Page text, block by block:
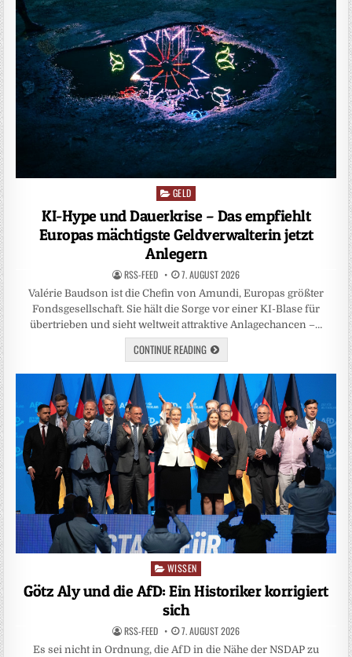
Posted
GELD
KI-Hype und Dauerkrise – Das empfiehlt
Europas mächtigste Geldverwalterin jetzt
Anlegern
RSS-FEED 7. AUGUST 2026
Valérie Baudson ist die Chefin von Amundi, Europas größter
Fondsgesellschaft. Sie hält die Sorge vor einer KI-Blase für
übertrieben und sieht weltweit attraktive Anlagechancen –…
CONTINUE READING
Posted
in
WISSEN
Götz Aly und die AfD: Ein Historiker korrigiert
sich
RSS-FEED 7. AUGUST 2026
Es sei nicht in Ordnung, die AfD in die Nähe der NSDAP zu